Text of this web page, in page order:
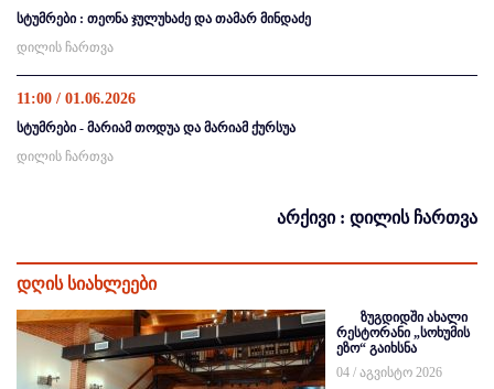
სტუმრები : თეონა ჯულუხაძე და თამარ მინდაძე
დილის ჩართვა
11:00 / 01.06.2026
სტუმრები - მარიამ თოდუა და მარიამ ქურსუა
დილის ჩართვა
არქივი : დილის ჩართვა
დღის სიახლეები
ზუგდიდში ახალი
რესტორანი „სოხუმის
ეზო“ გაიხსნა
04 / აგვისტო 2026